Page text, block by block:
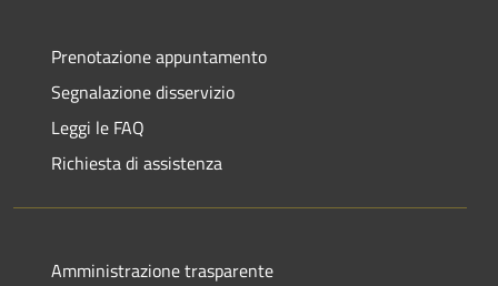
Prenotazione appuntamento
Segnalazione disservizio
Leggi le FAQ
Richiesta di assistenza
Amministrazione trasparente